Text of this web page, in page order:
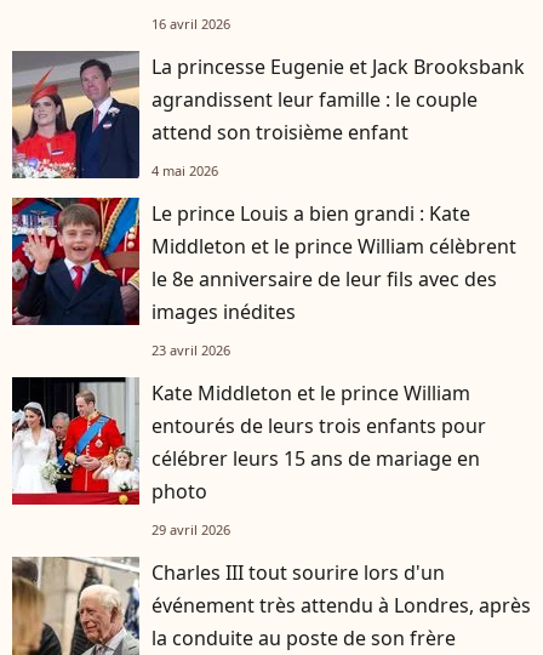
16 avril 2026
La princesse Eugenie et Jack Brooksbank
agrandissent leur famille : le couple
attend son troisième enfant
4 mai 2026
Le prince Louis a bien grandi : Kate
Middleton et le prince William célèbrent
le 8e anniversaire de leur fils avec des
images inédites
23 avril 2026
Kate Middleton et le prince William
entourés de leurs trois enfants pour
célébrer leurs 15 ans de mariage en
photo
29 avril 2026
Charles III tout sourire lors d'un
événement très attendu à Londres, après
la conduite au poste de son frère